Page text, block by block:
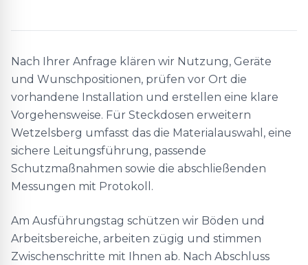
Nach Ihrer Anfrage klären wir Nutzung, Geräte
und Wunschpositionen, prüfen vor Ort die
vorhandene Installation und erstellen eine klare
Vorgehensweise. Für Steckdosen erweitern
Wetzelsberg umfasst das die Materialauswahl, eine
sichere Leitungsführung, passende
Schutzmaßnahmen sowie die abschließenden
Messungen mit Protokoll.
Am Ausführungstag schützen wir Böden und
Arbeitsbereiche, arbeiten zügig und stimmen
Zwischenschritte mit Ihnen ab. Nach Abschluss